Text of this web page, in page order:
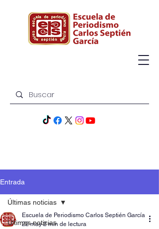
Entrada
Últimas noticias
Últimas noticias
Escuela de Periodismo Carlos Septién García
22 may 2 min de lectura